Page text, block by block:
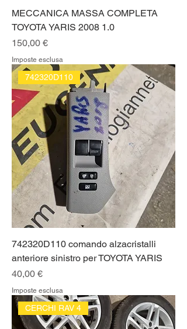
MECCANICA MASSA COMPLETA
TOYOTA YARIS 2008 1.0
Prezzo
150,00 €
Imposte esclusa
742320D110
742320D110 comando alzacristalli
anteriore sinistro per TOYOTA YARIS
Prezzo
40,00 €
Imposte esclusa
CERCHI RAV 4